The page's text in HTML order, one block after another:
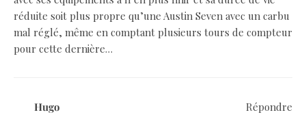
réduite soit plus propre qu’une Austin Seven avec un carbu
mal réglé, même en comptant plusieurs tours de compteur
pour cette dernière…
Hugo Répondre